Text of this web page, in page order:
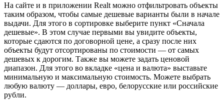
На сайте и в приложении Realt можно отфильтровать объекты
таким образом, чтобы самые дешевые варианты были в начале
выдачи. Для этого в сортировке выберите пункт «Сначала
дешевые». В этом случае первыми вы увидите объекты,
которые сдаются по договорной цене, а сразу после них
объекты будут отсортированы по стоимости — от самых
дешевых к дорогим. Также вы можете задать ценовой
диапазон. Для этого во вкладке «цена и валюта» выставьте
минимальную и максимальную стоимость. Можете выбрать
любую валюту — доллары, евро, белорусские или российские
рубли.